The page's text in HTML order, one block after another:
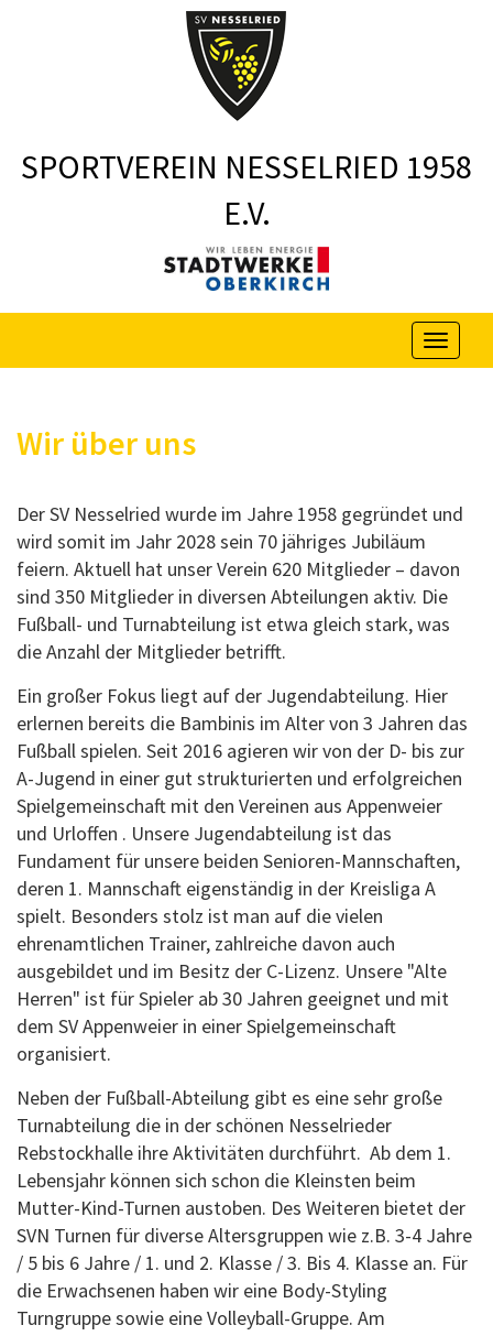
SPORTVEREIN NESSELRIED 1958
E.V.
Menu
Wir über uns
Der SV Nesselried wurde im Jahre 1958 gegründet und
wird somit im Jahr 2028 sein 70 jähriges Jubiläum
feiern. Aktuell hat unser Verein 620 Mitglieder – davon
sind 350 Mitglieder in diversen Abteilungen aktiv. Die
Fußball- und Turnabteilung ist etwa gleich stark, was
die Anzahl der Mitglieder betrifft.
Ein großer Fokus liegt auf der Jugendabteilung. Hier
erlernen bereits die Bambinis im Alter von 3 Jahren das
Fußball spielen. Seit 2016 agieren wir von der D- bis zur
A-Jugend in einer gut strukturierten und erfolgreichen
Spielgemeinschaft mit den Vereinen aus Appenweier
und Urloffen . Unsere Jugendabteilung ist das
Fundament für unsere beiden Senioren-Mannschaften,
deren 1. Mannschaft eigenständig in der Kreisliga A
spielt. Besonders stolz ist man auf die vielen
ehrenamtlichen Trainer, zahlreiche davon auch
ausgebildet und im Besitz der C-Lizenz. Unsere "Alte
Herren" ist für Spieler ab 30 Jahren geeignet und mit
dem SV Appenweier in einer Spielgemeinschaft
organisiert.
Neben der Fußball-Abteilung gibt es eine sehr große
Turnabteilung die in der schönen Nesselrieder
Rebstockhalle ihre Aktivitäten durchführt. Ab dem 1.
Lebensjahr können sich schon die Kleinsten beim
Mutter-Kind-Turnen austoben. Des Weiteren bietet der
SVN Turnen für diverse Altersgruppen wie z.B. 3-4 Jahre
/ 5 bis 6 Jahre / 1. und 2. Klasse / 3. Bis 4. Klasse an. Für
die Erwachsenen haben wir eine Body-Styling
Turngruppe sowie eine Volleyball-Gruppe. Am